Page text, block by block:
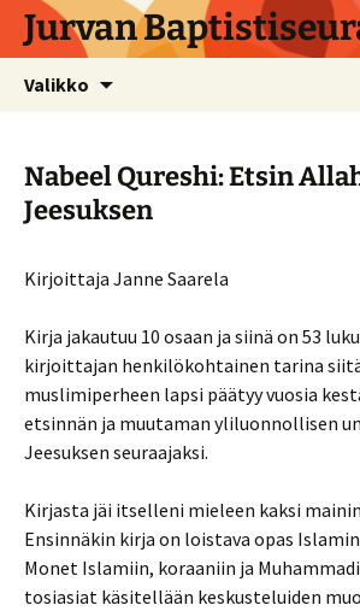
Siirry
sisältöön
Jurvan
Valikko
Nabeel Qureshi: Etsin
Jeesuksen
Kirjoittaja Janne Saarela
Kirja jakautuu 10 osaan ja siinä on 53
kirjoittajan henkilökohtainen tarina
muslimiperheen lapsi päätyy vuosia
etsinnän ja muutaman yliluonnollisen
Jeesuksen seuraajaksi.
Kirjasta jäi itselleni mieleen kaksi
Ensinnäkin kirja on loistava opas
Monet Islamiin, koraaniin ja
tosiasiat käsitellään keskusteluiden